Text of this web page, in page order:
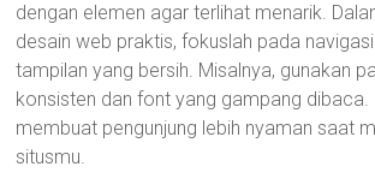
dengan elemen agar terlihat menarik.
desain web praktis, fokuslah pada
tampilan yang bersih. Misalnya, gunakan
konsisten dan font yang gampang dibaca.
membuat pengunjung lebih nyaman saat
situsmu.